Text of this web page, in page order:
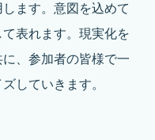
ます。意図を込めて
表れます。現実化を
、参加者の皆様で一
していきます。